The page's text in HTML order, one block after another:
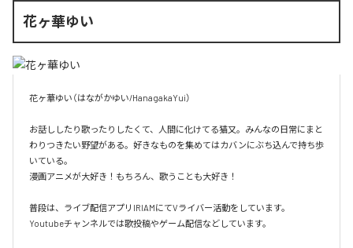
花ヶ華ゆい
花ヶ華ゆい（はながかゆい/HanagakaYui）
お話ししたり歌ったりしたくて、人間に化けてる猫又。みんなの日常にまと
わりつきたい野望がある。好きなものを集めてはカバンにぶち込んで持ち歩
いている。
漫画アニメが大好き！もちろん、歌うことも大好き！
普段は、ライブ配信アプリIRIAMにてVライバー活動をしています。
Youtubeチャンネルでは歌投稿やゲーム配信などしています。